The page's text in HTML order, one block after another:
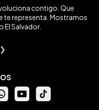
contigo. Que
te representa. Mostramos
El Salvador.